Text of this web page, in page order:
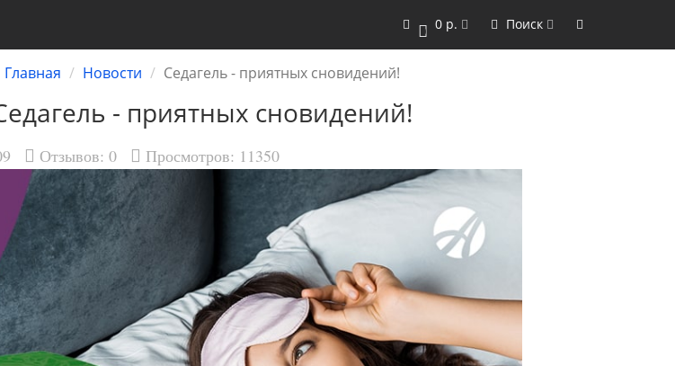
0 0 р. Поиск
Главная Новости Седагель - приятных сновидений!
- приятных сновидений!
Отзывов: 0 Просмотров: 11350